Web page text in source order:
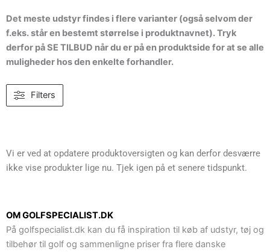
Det meste udstyr findes i flere varianter (også selvom der
f.eks. står en bestemt størrelse i produktnavnet). Tryk
derfor på SE TILBUD når du er på en produktside for at se alle
muligheder hos den enkelte forhandler.
Filters
Vi er ved at opdatere produktoversigten og kan derfor desværre
ikke vise produkter lige nu. Tjek igen på et senere tidspunkt.
OM GOLFSPECIALIST.DK
På golfspecialist.dk kan du få inspiration til køb af udstyr, tøj og
tilbehør til golf og sammenligne priser fra flere danske